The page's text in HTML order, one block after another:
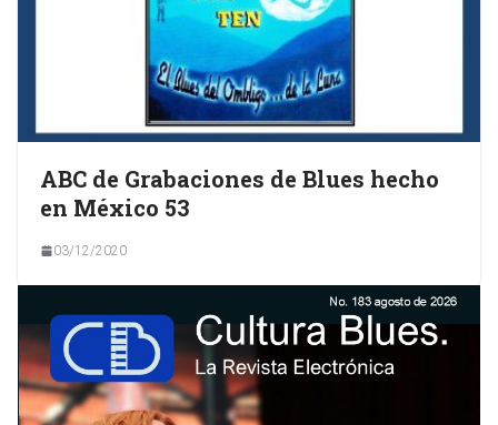
ABC de Grabaciones de Blues hecho
en México 53
03/12/2020